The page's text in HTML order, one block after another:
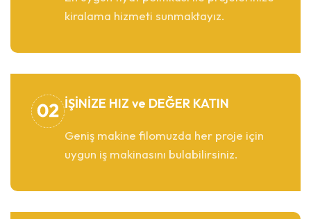
kiralama hizmeti sunmaktayız.
İŞİNİZE HIZ ve DEĞER KATIN
Geniş makine filomuzda her proje için
uygun iş makinasını bulabilirsiniz.